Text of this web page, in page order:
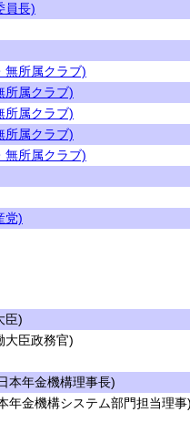
員長)
無所属クラブ)
所属クラブ)
所属クラブ)
所属クラブ)
無所属クラブ)
党)
臣)
臣政務官)
本年金機構理事長)
年金機構システム部門担当理事